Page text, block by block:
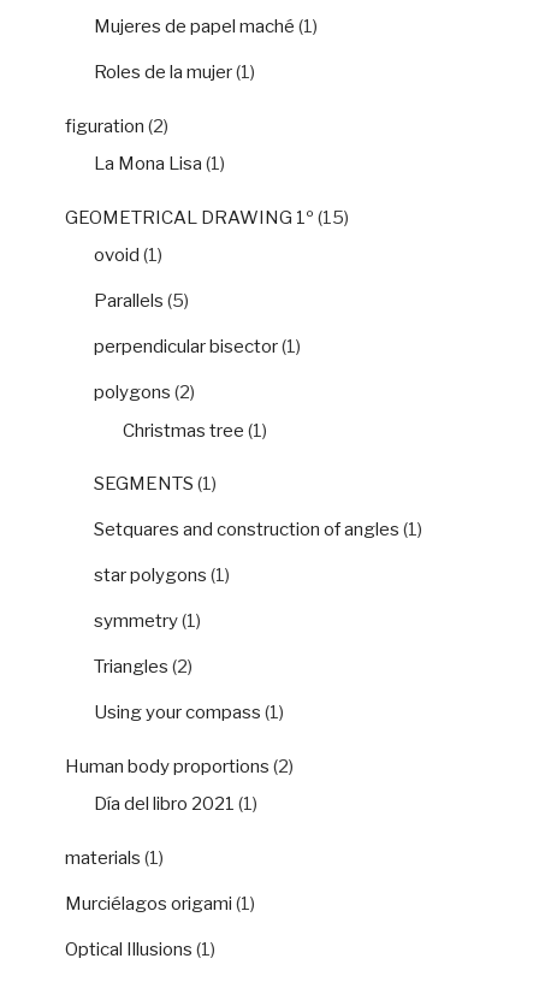
Mujeres de papel maché (1)
Roles de la mujer(1)
figuration (2)
La Mona Lisa (1)
GEOMETRICAL DRAWING 1º (15)
ovoid (1)
Parallels (5)
perpendicular bisector(1)
polygons (2)
Christmas tree (1)
SEGMENTS (1)
Setquares and construction of angles (1)
star polygons (1)
symmetry(1)
Triangles (2)
Using your compass (1)
Human body proportions (2)
Día del libro 2021 (1)
materials (1)
Murciélagos origami (1)
Optical Illusions (1)